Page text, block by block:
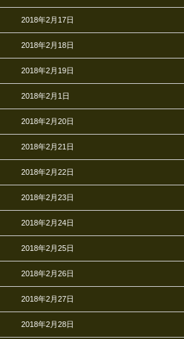
2018年2月17日
2018年2月18日
2018年2月19日
2018年2月1日
2018年2月20日
2018年2月21日
2018年2月22日
2018年2月23日
2018年2月24日
2018年2月25日
2018年2月26日
2018年2月27日
2018年2月28日